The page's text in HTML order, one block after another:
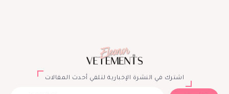
اشترك في النشرة الإخبارية لتلقي أحدث المقالات